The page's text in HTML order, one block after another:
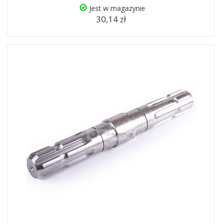
Jest w magazynie
30,14 zł